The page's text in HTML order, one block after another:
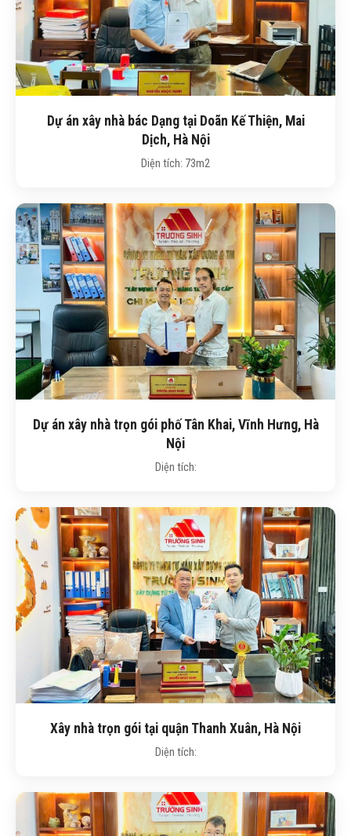
Dự án xây nhà bác Dạng tại Doãn Kế Thiện, Mai
Dịch, Hà Nội
Diện tích: 73m2
Dự án xây nhà trọn gói phố Tân Khai, Vĩnh Hưng, Hà
Nội
Diện tích:
Xây nhà trọn gói tại quận Thanh Xuân, Hà Nội
Diện tích: